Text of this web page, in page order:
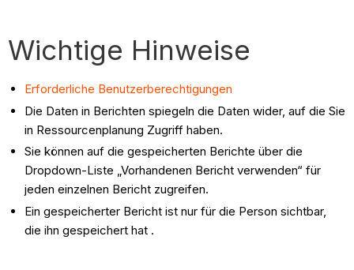
Wichtige Hinweise
Erforderliche Benutzerberechtigungen
Die Daten in Berichten spiegeln die Daten wider, auf die Sie
in Ressourcenplanung Zugriff haben.
Sie können auf die gespeicherten Berichte über die
Dropdown-Liste „Vorhandenen Bericht verwenden“ für
jeden einzelnen Bericht zugreifen.
Ein gespeicherter Bericht ist nur für die Person sichtbar,
die ihn gespeichert hat .